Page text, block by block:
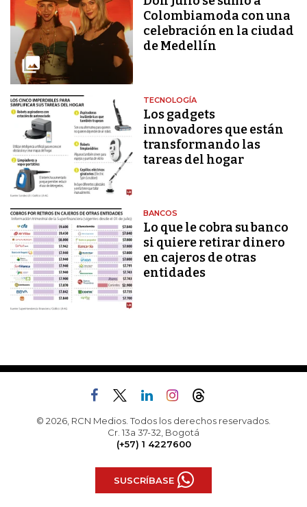
Colombiamoda con una
celebración en la ciudad
de Medellín
TECNOLOGÍA
Los gadgets
innovadores que están
transformando las
tareas del hogar
BANCOS
Lo que le cobra su banco
si quiere retirar dinero
en cajeros de otras
entidades
© 2026, RCN Medios. Todos los derechos reservados.
Cr. 13a 37-32, Bogotá
(+57) 1 4227600
SUSCRÍBASE